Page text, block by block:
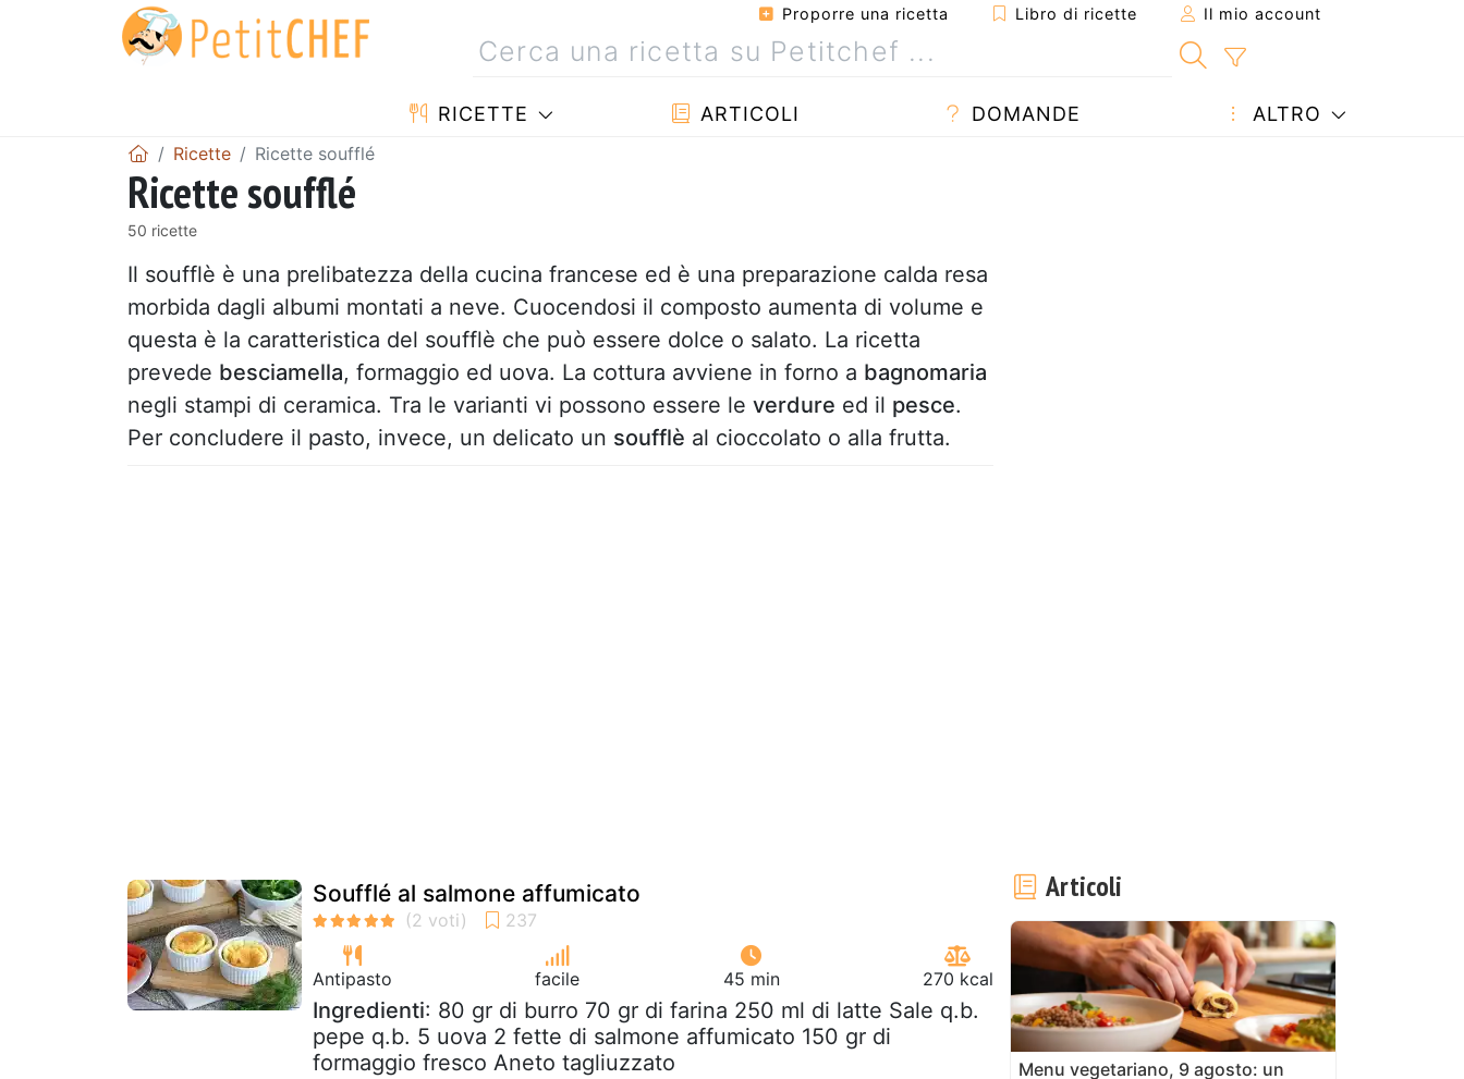
Proporre una ricetta Libro di ricette Il mio account
RICETTE ARTICOLI DOMANDE ALTRO
Ricette Ricette soufflé
Ricette soufflé
50 ricette
Il soufflè è una prelibatezza della cucina francese ed è una preparazione calda resa
morbida dagli albumi montati a neve. Cuocendosi il composto aumenta di volume e
questa è la caratteristica del soufflè che può essere dolce o salato. La ricetta
prevede besciamella, formaggio ed uova. La cottura avviene in forno a bagnomaria
negli stampi di ceramica. Tra le varianti vi possono essere le verdure ed il pesce.
Per concludere il pasto, invece, un delicato un soufflè al cioccolato o alla frutta.
Soufflé al salmone affumicato
Antipasto facile 45 min 270 kcal
Ingredienti: 80 gr di burro 70 gr di farina 250 ml di latte Sale q.b.
pepe q.b. 5 uova 2 fette di salmone affumicato 150 gr di
formaggio fresco Aneto tagliuzzato
Articoli
Menu vegetariano, 9 agosto: un